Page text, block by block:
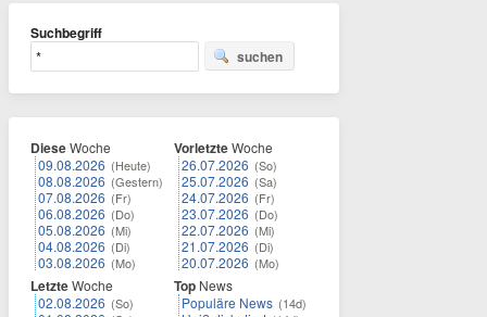
Suchbegriff
suchen
DieseWoche
09.08.2026 (Heute)
08.08.2026 (Gestern)
07.08.2026 (Fr)
06.08.2026 (Do)
05.08.2026 (Mi)
04.08.2026 (Di)
03.08.2026 (Mo)
LetzteWoche
02.08.2026 (So)
VorletzteWoche
26.07.2026 (So)
25.07.2026 (Sa)
24.07.2026 (Fr)
23.07.2026 (Do)
22.07.2026 (Mi)
21.07.2026 (Di)
20.07.2026 (Mo)
Top News
Populäre News (14d)